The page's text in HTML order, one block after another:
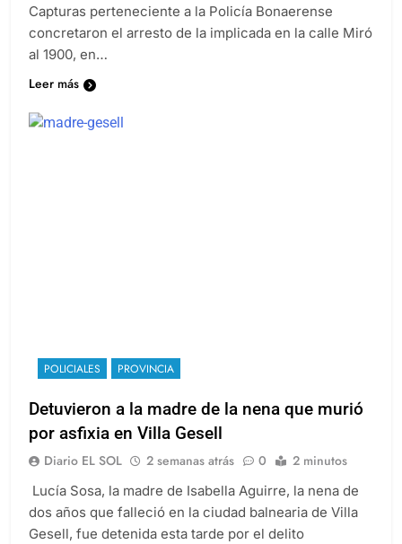
Capturas perteneciente a la Policía Bonaerense
concretaron el arresto de la implicada en la calle Miró
al 1900, en…
Leer más
POLICIALES PROVINCIA
Detuvieron a la madre de la nena que murió
por asfixia en Villa Gesell
Diario EL SOL 2 semanas atrás 0 2 minutos
Lucía Sosa, la madre de Isabella Aguirre, la nena de
dos años que falleció en la ciudad balnearia de Villa
Gesell, fue detenida esta tarde por el delito